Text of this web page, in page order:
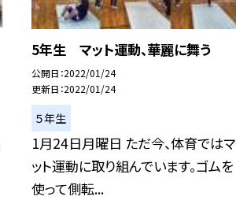
5年生 マット運動、華麗に舞う
公開日 2022/01/24
更新日 2022/01/24
５年生
1月24日月曜日 ただ今、体育ではマ
ット運動に取り組んでいます。ゴムを
使って側転...